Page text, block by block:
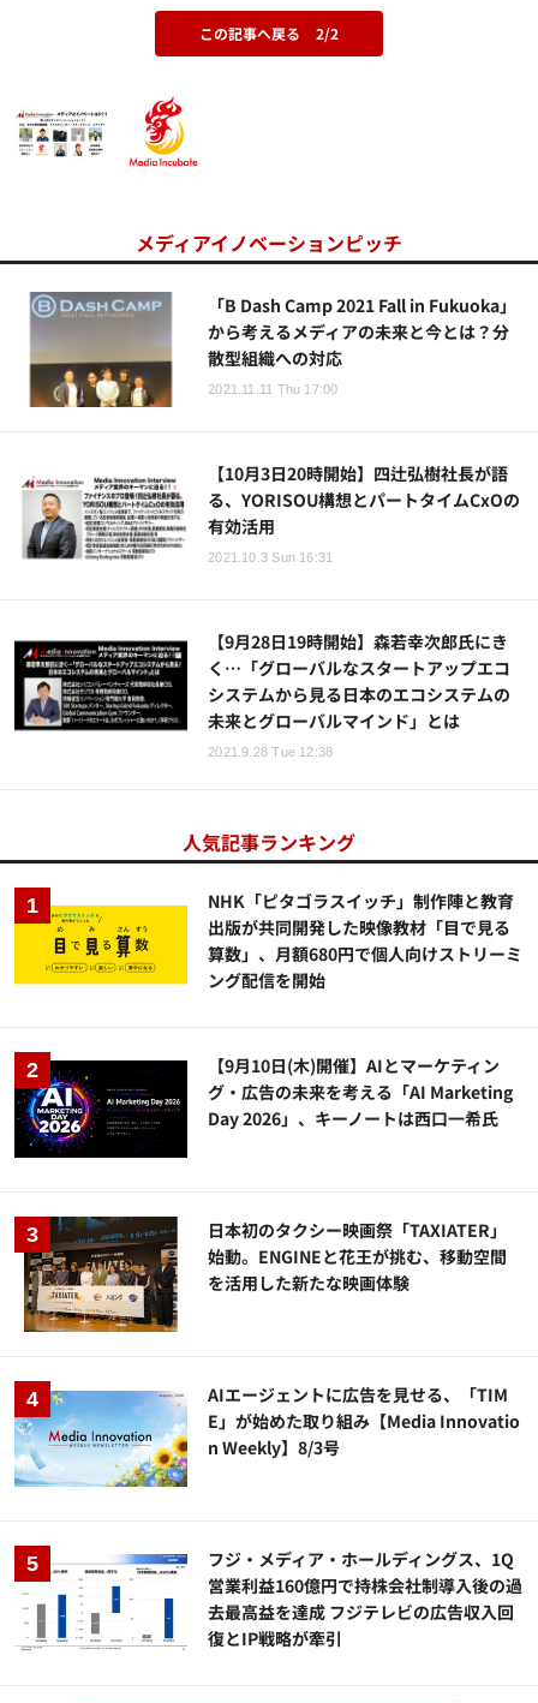
この記事へ戻る 2/2
メディアイノベーションピッチ
「B Dash Camp 2021 Fall in Fukuoka」
から考えるメディアの未来と今とは？分
散型組織への対応
2021.11.11 Thu 17:00
【10月3日20時開始】四辻弘樹社長が語
る、YORISOU構想とパートタイムCxOの
有効活用
2021.10.3 Sun 16:31
【9月28日19時開始】森若幸次郎氏にき
く…「グローバルなスタートアップエコ
システムから見る日本のエコシステムの
未来とグローバルマインド」とは
2021.9.28 Tue 12:38
人気記事ランキング
NHK「ピタゴラスイッチ」制作陣と教育
出版が共同開発した映像教材「目で見る
算数」、月額680円で個人向けストリーミ
ング配信を開始
【9月10日(木)開催】AIとマーケティン
グ・広告の未来を考える「AI Marketing
Day 2026」、キーノートは西口一希氏
日本初のタクシー映画祭「TAXIATER」
始動。ENGINEと花王が挑む、移動空間
を活用した新たな映画体験
AIエージェントに広告を見せる、「TIM
E」が始めた取り組み【Media Innovatio
n Weekly】8/3号
フジ・メディア・ホールディングス、1Q
営業利益160億円で持株会社制導入後の過
去最高益を達成 フジテレビの広告収入回
復とIP戦略が牽引